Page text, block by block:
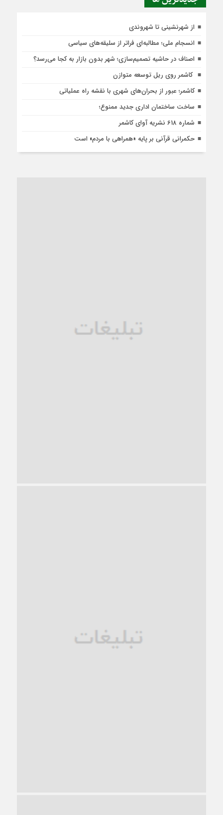
از شهرنشینی تا شهروندی
انسجام ملی؛ مطالبه‌ای فراتر از سلیقه‌های سیاسی
اصناف در حاشیه تصمیم‌سازی؛ شهر بدون بازار به کجا می‌رسد؟
کاشمر روی ریل توسعه متوازن
کاشمر؛ عبور از بحران‌های شهری با نقشه راه عملیاتی
ساخت ساختمان اداری جدید ممنوع؛
شماره 618 نشریه آوای کاشمر
حکمرانی قرآنی بر پایه «همراهی با مردم» است